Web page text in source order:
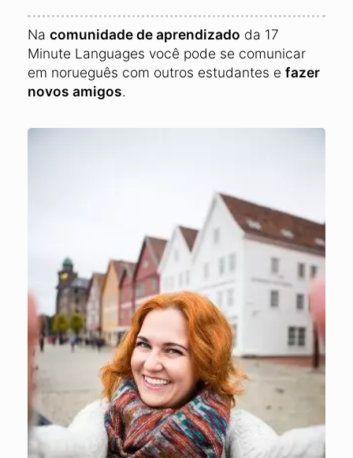
Na comunidade de aprendizado da 17
Minute Languages você pode se comunicar
em norueguês com outros estudantes e fazer
novos amigos.